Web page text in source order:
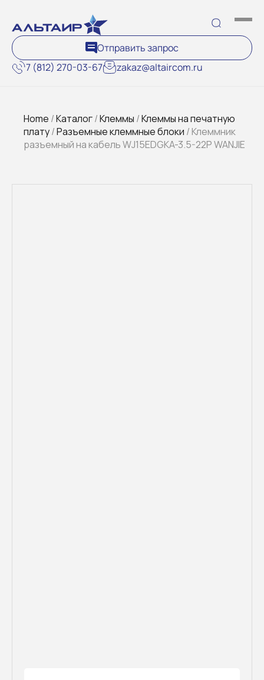
7 (812) 270-03-67 zakaz@altaircom.ru
Отправить запрос
Home /Каталог/Клеммы /Клеммы на печатную
плату/Разъемные клеммные блоки / Клеммник
разъемный на кабель WJ15EDGKA-3.5-22P WANJIE